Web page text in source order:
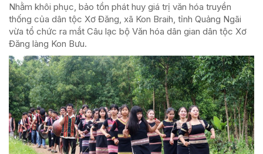
Nhằm khôi phục, bảo tồn phát huy giá trị văn hóa truyền
thống của dân tộc Xơ Đăng, xã Kon Braih, tỉnh Quảng Ngãi
vừa tổ chức ra mắt Câu lạc bộ Văn hóa dân gian dân tộc Xơ
Đăng làng Kon Bưu.